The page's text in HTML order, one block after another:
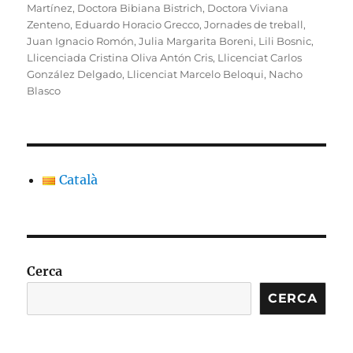
Martínez, Doctora Bibiana Bistrich, Doctora Viviana
Zenteno, Eduardo Horacio Grecco,Jornades de treball,
Juan Ignacio Romón,Julia Margarita Boreni, Lili Bosnic,
Llicenciada Cristina Oliva Antón Cris, Llicenciat Carlos
González Delgado, Llicenciat Marcelo Beloqui, Nacho
Blasco
Català
Cerca
CERCA